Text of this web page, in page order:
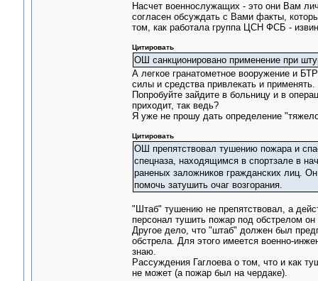
Насчет военнослужащих - это они Вам
согласен обсуждать с Вами факты,
том, как работала группа ЦСН ФСБ -
Цитировать
ОШ санкционировано применение при
А легкое гранатометное вооружение и
силы и средства привлекать и применять.
Попробуйте зайдите в больницу и в
приходит, так ведь?
Я уже не прошу дать определение
Цитировать
ОШ препятствовал тушению пожара и
спецназа, находящимся в спортзале в
раненых заложников гражданских лиц.
помочь затушить очаг возгорания.
"Штаб" тушению не препятствовал, а
персонал тушить пожар под обстрелом он
Другое дело, что "штаб" должен был
обстрела. Для этого имеется военно-
знаю.
Рассуждения Гаглоева о том, что и как
не может (а пожар был на чердаке).